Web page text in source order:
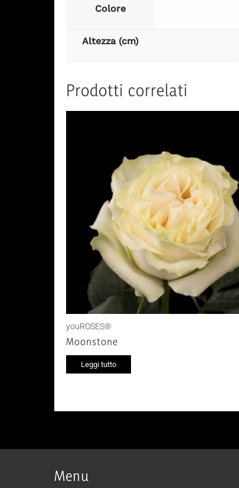
Colore
Altezza (cm)
Prodotti correlati
youROSES®
Moonstone
Leggi tutto
Menu